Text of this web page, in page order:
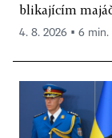
blikajícím
4. 8. 2026 ▪ 6 min.